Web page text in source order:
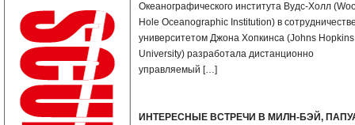
Океанографического института Вудс-Холл
Hole Oceanographic Institution) в
университетом Джона Хопкинса (Johns Hopkins
University) разработала дистанционно
управляемый […]
ИНТЕРЕСНЫЕ ВСТРЕЧИ В МИЛН-БЭЙ,